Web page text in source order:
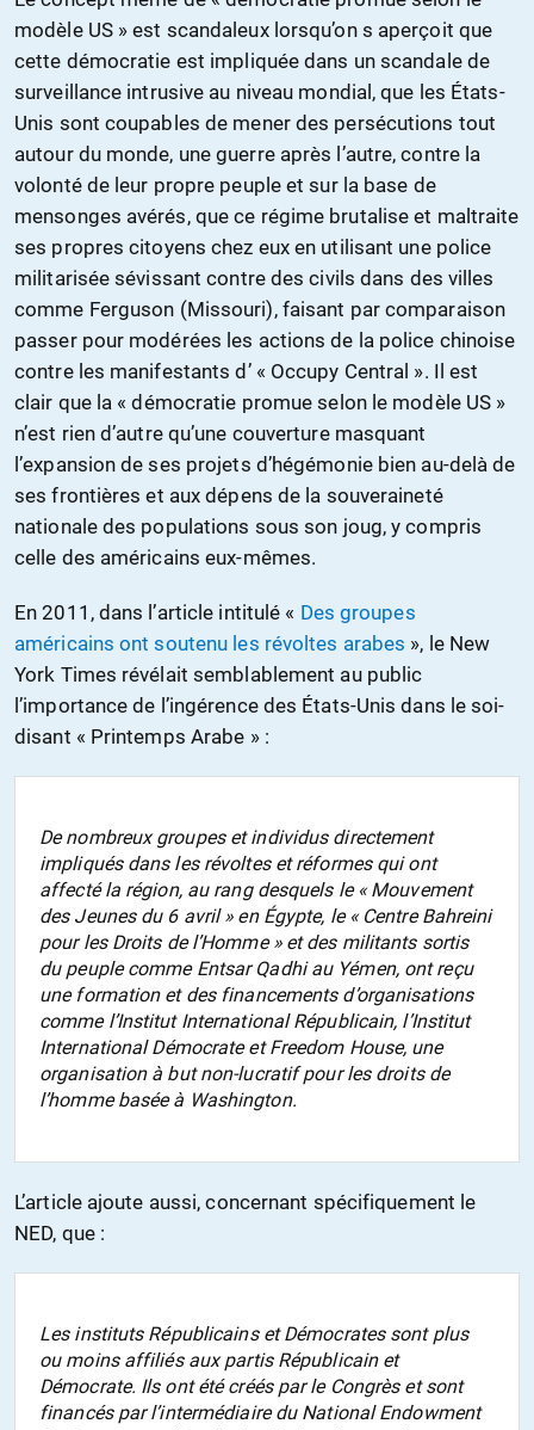
modèle US » est scandaleux lorsqu’on s aperçoit que
cette démocratie est impliquée dans un scandale de
surveillance intrusive au niveau mondial, que les États-
Unis sont coupables de mener des persécutions tout
autour du monde, une guerre après l’autre, contre la
volonté de leur propre peuple et sur la base de
mensonges avérés, que ce régime brutalise et maltraite
ses propres citoyens chez eux en utilisant une police
militarisée sévissant contre des civils dans des villes
comme Ferguson (Missouri), faisant par comparaison
passer pour modérées les actions de la police chinoise
contre les manifestants d’ « Occupy Central ». Il est
clair que la « démocratie promue selon le modèle US »
n’est rien d’autre qu’une couverture masquant
l’expansion de ses projets d’hégémonie bien au-delà de
ses frontières et aux dépens de la souveraineté
nationale des populations sous son joug, y compris
celle des américains eux-mêmes.
En 2011, dans l’article intitulé « Des groupes
américains ont soutenu les révoltes arabes », le New
York Times révélait semblablement au public
l’importance de l’ingérence des États-Unis dans le soi-
disant « Printemps Arabe » :
De nombreux groupes et individus directement
impliqués dans les révoltes et réformes qui ont
affecté la région, au rang desquels le « Mouvement
des Jeunes du 6 avril » en Égypte, le « Centre Bahreini
pour les Droits de l’Homme » et des militants sortis
du peuple comme Entsar Qadhi au Yémen, ont reçu
une formation et des financements d’organisations
comme l’Institut International Républicain, l’Institut
International Démocrate et Freedom House, une
organisation à but non-lucratif pour les droits de
l’homme basée à Washington.
L’article ajoute aussi, concernant spécifiquement le
NED, que :
Les instituts Républicains et Démocrates sont plus
ou moins affiliés aux partis Républicain et
Démocrate. Ils ont été créés par le Congrès et sont
financés par l’intermédiaire du National Endowment